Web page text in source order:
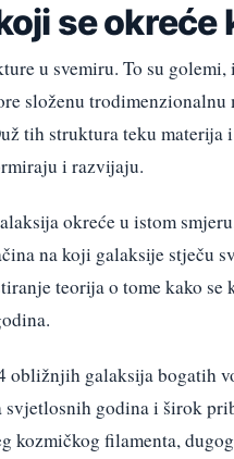
se okreće
u svemiru. To su
složenu trodimenzionalnu
tih struktura teku materija
i razvijaju.
okreće u istom
na koji galaksije stječu
teorija o tome kako
galaksija bogatih
godina i širok
kozmičkog filamenta,